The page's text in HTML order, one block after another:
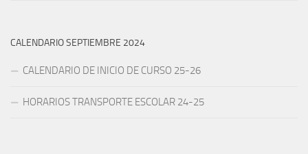
CALENDARIO SEPTIEMBRE 2024
CALENDARIO DE INICIO DE CURSO 25-26
HORARIOS TRANSPORTE ESCOLAR 24-25